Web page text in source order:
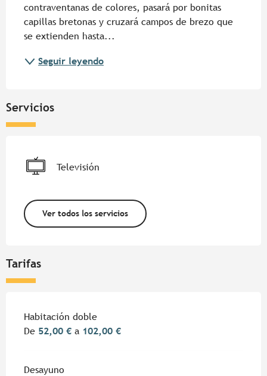
contraventanas de colores, pasará por bonitas
capillas bretonas y cruzará campos de brezo que
se extienden hasta...
Seguir leyendo
Servicios
Televisión
Ver todos los servicios
Tarifas
Tarifas 2026
Habitación doble
De 52,00 € a 102,00 €
Desayuno